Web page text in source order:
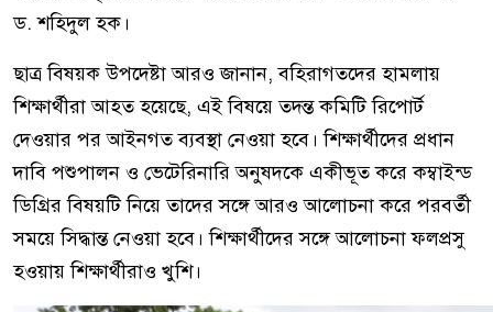
ড. শহিদুল হক।
ছাত্র বিষয়ক উপদেষ্টা আরও জানান, বহিরাগতদের হামলায়
শিক্ষার্থীরা আহত হয়েছে, এই বিষয়ে তদন্ত কমিটি রিপোর্ট
দেওয়ার পর আইনগত ব্যবস্থা নেওয়া হবে। শিক্ষার্থীদের প্রধান
দাবি পশুপালন ও ভেটেরিনারি অনুষদকে একীভূত করে কম্বাইন্ড
ডিগ্রির বিষয়টি নিয়ে তাদের সঙ্গে আরও আলোচনা করে পরবর্তী
সময়ে সিদ্ধান্ত নেওয়া হবে। শিক্ষার্থীদের সঙ্গে আলোচনা ফলপ্রসু
হওয়ায় শিক্ষার্থীরাও খুশি।